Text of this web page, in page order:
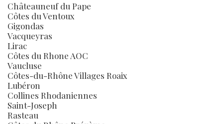
Châteauneuf du Pape
Côtes du Ventoux
Gigondas
Vacqueyras
Lirac
Côtes du Rhone AOC
Vaucluse
Côtes-du-Rhône Villages Roaix
Lubéron
Collines Rhodaniennes
Saint-Joseph
Rasteau